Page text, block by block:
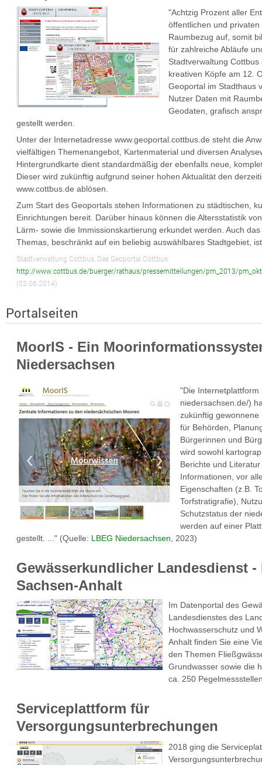
"Achtzig Prozent aller
öffentlichen und
Raumbezug auf, somit
für zahlreiche Abläufe
Stadtverwaltung
kreativen Köpfe am 12.
Geoportal im Stadthaus
Nutzer Daten mit
Geodaten, grafisch
gestellt werden.
Unter der Internetadresse www.geoportal.cottbus.de steht die
vielfältigen Themenangebot, Kartenmaterial und diversen
Hintergrundkarte dient standardmäßig der ebenfalls neue,
Dieser wird zukünftig aufgrund seiner hohen Aktualität den
www.cottbus.de ablösen.
Zum Start des Geoportals stehen Informationen zu städtischen,
Einrichtungen bereit. Darüber hinaus können die Altersstatistik
Lärm- sowie die Immissionskartierung erkundet werden. Auch
Themas, beschränkt auf ein beliebig auswählbares Stadtgebiet,
Stadtverwaltung Cottbus, Das Geoportal Cottbus:
http://www.cottbus.de/buerger/rathaus/pressemitteilungen/pm_2013/
(02.06.2014)
Portalseiten
MoorIS - Ein
Niedersachsen
"Die Internetplattform
niedersachsen.de/)
zukünftig
für Behörden,
Bürgerinnen und
wird sowohl
Berichte und
Informationen, vor
Eigenschaften (z.B.
Torfstratigrafie),
Schutzstatus der
werden auf einer
gestellt. ..." (Quelle: LBEG Niedersachsen, 2023)
Gewässerkundlicher Landesdienst -
Sachsen-Anhalt
Im Datenportal des
Landesdienstes des
Hochwasserschutz und
Anhalt finden Sie eine
den Themen
Grundwasser sowie die
ca. 250
Serviceplattform für
Versorgungsunterbrechungen
2018 ging die